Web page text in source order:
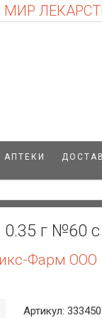
МИР
АПТЕКИ
г №60 с
Фарм ООО
Артикул: 333450